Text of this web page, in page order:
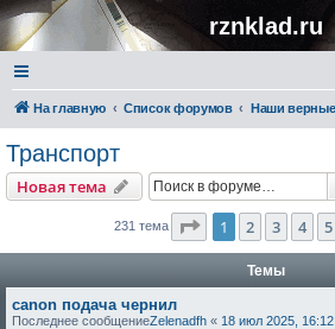
rznklad.ru
На главную Список форумов
Транспорт
Новая тема
231 тема Страница из 10
1 2 3 4 5
Темы
canon подача чернил
Последнее сообщениеZelenadfh « 18 июл 2025, 16:12